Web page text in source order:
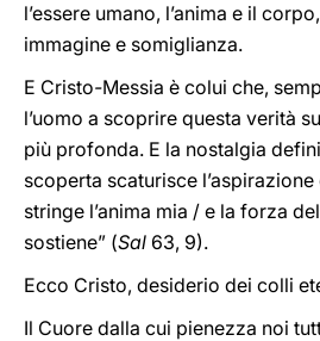
l’essere umano, l’anima e il
immagine e somiglianza.
E Cristo-Messia è colui che,
l’uomo a scoprire questa verità
più profonda. E la nostalgia
scoperta scaturisce l’aspirazione
stringe l’anima mia / e la forza
sostiene” (Sal 63, 9).
Ecco Cristo, desiderio dei colli
Il Cuore dalla cui pienezza noi